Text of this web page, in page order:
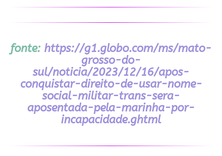
fonte: https://g1.globo.com/ms/mato-
grosso-do-
sul/noticia/2023/12/16/apos-
conquistar-direito-de-usar-nome-
social-militar-trans-sera-
aposentada-pela-marinha-por-
incapacidade.ghtml